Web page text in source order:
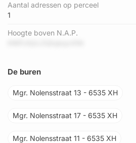
Aantal adressen op perceel
1
Hoogte boven N.A.P.
De buren
Mgr. Nolensstraat 13 - 6535 XH
Mgr. Nolensstraat 17 - 6535 XH
Mgr. Nolensstraat 11 - 6535 XH